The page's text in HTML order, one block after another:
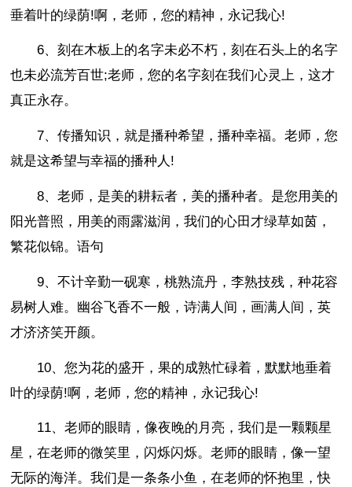
垂着叶的绿荫!啊，老师，您的精神，永记我心!
6、刻在木板上的名字未必不朽，刻在石头上的名字
也未必流芳百世;老师，您的名字刻在我们心灵上，这才
真正永存。
7、传播知识，就是播种希望，播种幸福。老师，您
就是这希望与幸福的播种人!
8、老师，是美的耕耘者，美的播种者。是您用美的
阳光普照，用美的雨露滋润，我们的心田才绿草如茵，
繁花似锦。语句
9、不计辛勤一砚寒，桃熟流丹，李熟技残，种花容
易树人难。幽谷飞香不一般，诗满人间，画满人间，英
才济济笑开颜。
10、您为花的盛开，果的成熟忙碌着，默默地垂着
叶的绿荫!啊，老师，您的精神，永记我心!
11、老师的眼睛，像夜晚的月亮，我们是一颗颗星
星，在老师的微笑里，闪烁闪烁。老师的眼睛，像一望
无际的海洋。我们是一条条小鱼，在老师的怀抱里，快